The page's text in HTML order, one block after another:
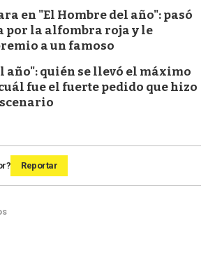
en "El Hombre del año": pasó
por la alfombra roja y le
a un famoso
año": quién se llevó el máximo
fue el fuerte pedido que hizo
Reportar